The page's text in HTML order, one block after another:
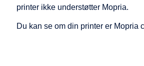
printer ikke understøtter Mopria.
Du kan se om din printer er Mopria